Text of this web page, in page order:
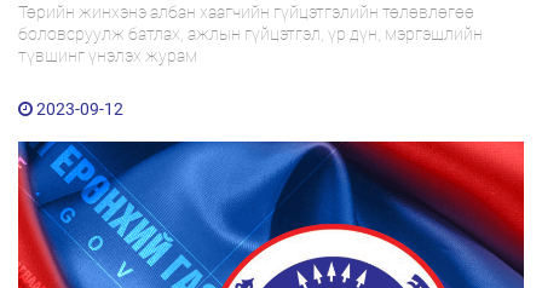
Төрийн жинхэнэ албан хаагчийн гүйцэтгэлийн төлөвлөгөө
боловсруулж батлах, ажлын гүйцэтгэл, үр дүн, мэргэшлийн
түвшинг үнэлэх журам
2023-09-12